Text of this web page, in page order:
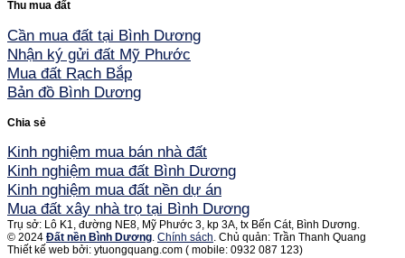
Thu mua đất
Cần mua đất tại Bình Dương
Nhận ký gửi đất Mỹ Phước
Mua đất Rạch Bắp
Bản đồ Bình Dương
Chia sẻ
Kinh nghiệm mua bán nhà đất
Kinh nghiệm mua đất Bình Dương
Kinh nghiệm mua đất nền dự án
Mua đất xây nhà trọ tại Bình Dương
Trụ sở: Lô K1, đường NE8, Mỹ Phước 3, kp 3A, tx Bến Cát, Bình Dương.
© 2024 Đất nền Bình Dương. Chính sách. Chủ quản: Trần Thanh Quang
Thiết kế web bởi: ytuongquang.com ( mobile: 0932 087 123)